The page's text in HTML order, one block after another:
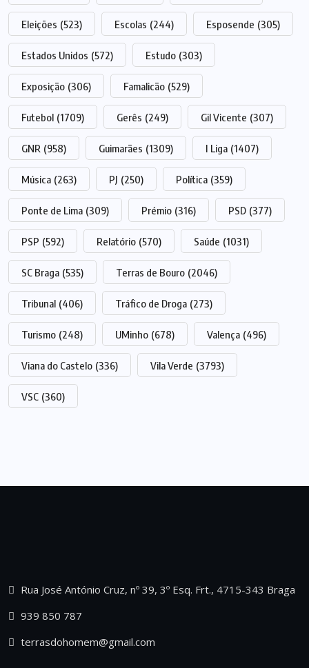
Eleições (523) Escolas (244) Esposende (305)
Estados Unidos (572) Estudo (303)
Exposição (306) Famalicão (529)
Futebol (1709) Gerês (249) Gil Vicente (307)
GNR (958) Guimarães (1309) I Liga (1407)
Música (263) PJ (250) Política (359)
Ponte de Lima (309) Prémio (316) PSD (377)
PSP (592) Relatório (570) Saúde (1031)
SC Braga (535) Terras de Bouro (2046)
Tribunal (406) Tráfico de Droga (273)
Turismo (248) UMinho (678) Valença (496)
Viana do Castelo (336) Vila Verde (3793)
VSC (360)
Rua José António Cruz, nº 39, 3º Esq. Frt., 4715-343 Braga
939 850 787
terrasdohomem@gmail.com